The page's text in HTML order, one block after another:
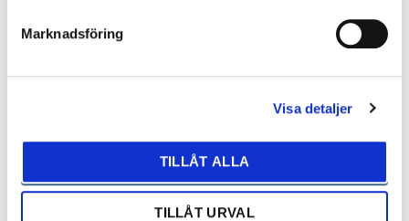
Marknadsföring
Visa detaljer
TILLÅT ALLA
TILLÅT URVAL
Bilvård